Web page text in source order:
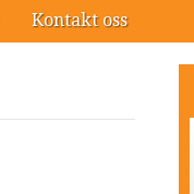
Kontakt oss